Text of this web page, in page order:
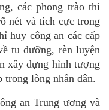
các phong trào thi
nét và tích cực trong
huy công an các cấp
tu dưỡng, rèn luyện
xây dựng hình tượng
trong lòng nhân dân.
an Trung ương và